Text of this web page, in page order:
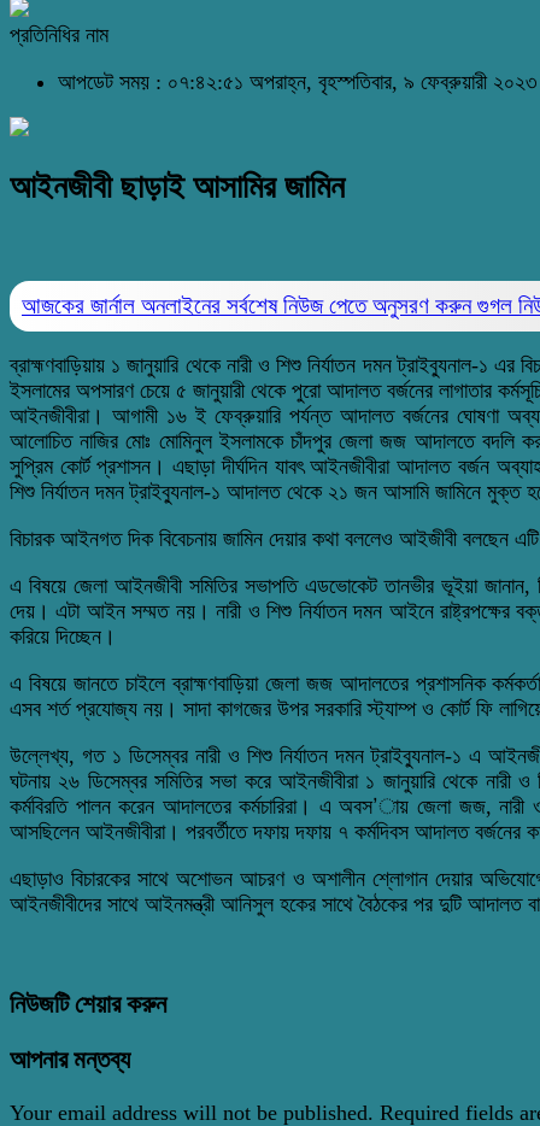
প্রতিনিধির নাম
আপডেট সময় : ০৭:৪২:৫১ অপরাহ্ন, বৃহস্পতিবার, ৯ ফেব্রুয়ারী ২০২৩
আইনজীবী ছাড়াই আসামির জামিন
আজকের জার্নাল অনলাইনের সর্বশেষ নিউজ পেতে অনুসরণ করুনগুগল
ব্রাহ্মণবাড়িয়ায় ১ জানুয়ারি থেকে নারী ও শিশু নির্যাতন দমন ট্রাইব্যুনাল-
ইসলামের অপসারণ চেয়ে ৫ জানুয়ারী থেকে পুরো আদালত বর্জনের লাগাতার
আইনজীবীরা। আগামী ১৬ ই ফেব্রুয়ারি পর্যন্ত আদালত বর্জনের ঘোষণা
আলোচিত নাজির মোঃ মোমিনুল ইসলামকে চাঁদপুর জেলা জজ আদালতে বদলি
সুপ্রিম কোর্ট প্রশাসন। এছাড়া দীর্ঘদিন যাবৎ আইনজীবীরা আদালত বর্জন
শিশু নির্যাতন দমন ট্রাইব্যুনাল-১ আদালত থেকে ২১ জন আসামি জামিনে মুক্ত
বিচারক আইনগত দিক বিবেচনায় জামিন দেয়ার কথা বললেও আইজীবী বলছেন
এ বিষয়ে জেলা আইনজীবী সমিতির সভাপতি এডভোকেট তানভীর ভূইয়া জানান,
দেয়। এটা আইন সম্মত নয়। নারী ও শিশু নির্যাতন দমন আইনে রাষ্ট্রপক্ষের
করিয়ে দিচ্ছেন।
এ বিষয়ে জানতে চাইলে ব্রাহ্মণবাড়িয়া জেলা জজ আদালতের প্রশাসনিক
এসব শর্ত প্রযোজ্য নয়। সাদা কাগজের উপর সরকারি স্ট্যাম্প ও কোর্ট ফি
উল্লেখ্য, গত ১ ডিসেম্বর নারী ও শিশু নির্যাতন দমন ট্রাইব্যুনাল-১ এ
ঘটনায় ২৬ ডিসেম্বর সমিতির সভা করে আইনজীবীরা ১ জানুয়ারি থেকে নারী
কর্মবিরতি পালন করেন আদালতের কর্মচারিরা। এ অবস’ায় জেলা জজ, নারী
আসছিলেন আইনজীবীরা। পরবর্তীতে দফায় দফায় ৭ কর্মদিবস আদালত বর্জনের
এছাড়াও বিচারকের সাথে অশোভন আচরণ ও অশালীন শ্লোগান দেয়ার
আইনজীবীদের সাথে আইনমন্ত্রী আনিসুল হকের সাথে বৈঠকের পর দুটি আদালত
নিউজটি শেয়ার করুন
আপনার মন্তব্য
Your email address will not be published. Required fields